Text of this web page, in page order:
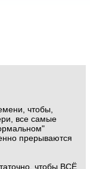
чтобы,
все самые
прерываются
чтобы ВСЁ